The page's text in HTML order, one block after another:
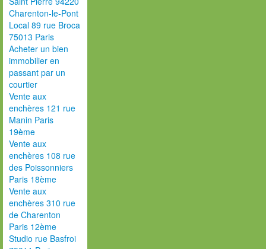
Charenton-le-Pont
Local 89 rue Broca
75013 Paris
Acheter un bien
immobilier en
passant par un
courtier
Vente aux
enchères 121 rue
Manin Paris
19ème
Vente aux
enchères 108 rue
des Poissonniers
Paris 18ème
Vente aux
enchères 310 rue
de Charenton
Paris 12ème
Studio rue Basfroi